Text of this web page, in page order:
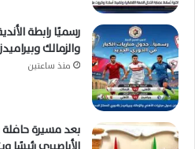
رسميًا رابطة
والزمالك
منذ ساعتين
بعد مسيرة